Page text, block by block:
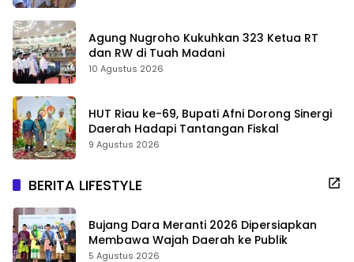
Agung Nugroho Kukuhkan 323 Ketua RT
dan RW di Tuah Madani
10 Agustus 2026
HUT Riau ke-69, Bupati Afni Dorong Sinergi
Daerah Hadapi Tantangan Fiskal
9 Agustus 2026
BERITA LIFESTYLE
Bujang Dara Meranti 2026 Dipersiapkan
Membawa Wajah Daerah ke Publik
5 Agustus 2026